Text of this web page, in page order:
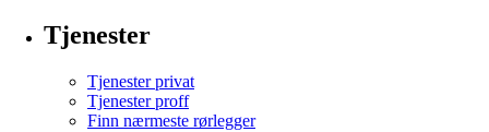
Tjenester
Tjenester privat
Tjenester proff
Finn nærmeste rørlegger